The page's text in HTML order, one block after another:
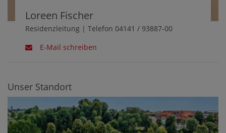
Loreen Fischer
Residenzleitung | Telefon 04141 / 93887-00
E-Mail schreiben
Unser Standort